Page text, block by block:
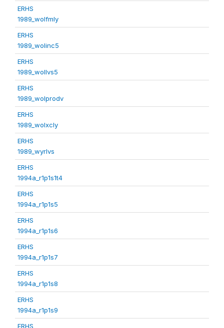
ERHS
1989_wolfmly
ERHS
1989_wolinc5
ERHS
1989_wollvs5
ERHS
1989_wolprodv
ERHS
1989_wolxcly
ERHS
1989_wyrlvs
ERHS
1994a_r1p1s1t4
ERHS
1994a_r1p1s5
ERHS
1994a_r1p1s6
ERHS
1994a_r1p1s7
ERHS
1994a_r1p1s8
ERHS
1994a_r1p1s9
ERHS